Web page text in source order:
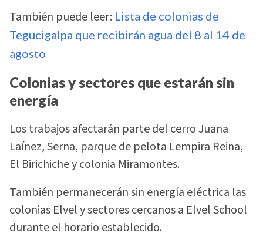
También puede leer: Lista de colonias de
Tegucigalpa que recibirán agua del 8 al 14 de
agosto
Colonias y sectores que estarán sin
energía
Los trabajos afectarán parte del cerro Juana
Laínez, Serna, parque de pelota Lempira Reina,
El Birichiche y colonia Miramontes.
También permanecerán sin energía eléctrica las
colonias Elvel y sectores cercanos a Elvel School
durante el horario establecido.